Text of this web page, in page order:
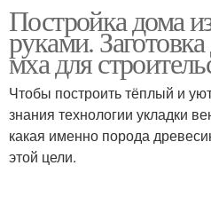
Постройка дома
руками.
мха для
Чтобы построить тёплый и
знания технологии укладки
какая именно порода
этой цели.